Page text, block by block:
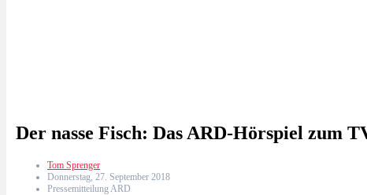
Der nasse Fisch: Das ARD-Hörspiel zum
Tom Sprenger
Donnerstag, 27. September 2018
Pressemitteilung ARD